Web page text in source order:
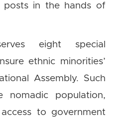
in the hands of
eight special
ethnic minorities’
Assembly. Such
nomadic population,
to government